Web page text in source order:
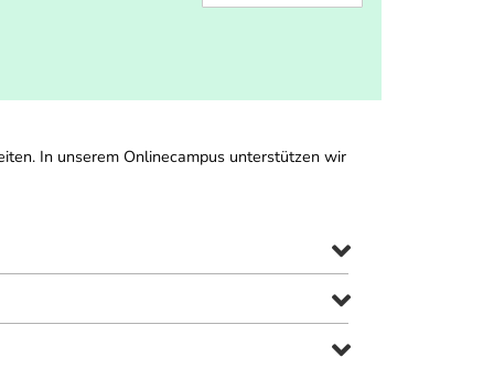
In unserem Onlinecampus unterstützen wir